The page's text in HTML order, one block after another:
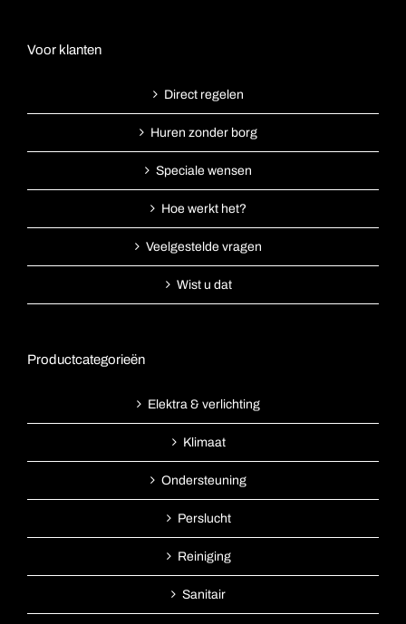
Voor klanten
Direct regelen
Huren zonder borg
Speciale wensen
Hoe werkt het?
Veelgestelde vragen
Wist u dat
Productcategorieën
Elektra & verlichting
Klimaat
Ondersteuning
Perslucht
Reiniging
Sanitair